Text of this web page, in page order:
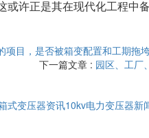
或许正是其在现代化工程中
项目，是否被箱变配置和工期拖
下一篇文章 : 园区、工厂
式变压器资讯10kv电力变压器新